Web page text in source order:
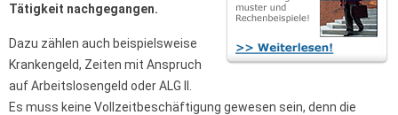
Tätigkeit nachgegangen.
Dazu zählen auch beispielsweise
Krankengeld, Zeiten mit Anspruch
auf Arbeitslosengeld oder ALG II.
Es muss keine Vollzeitbeschäftigung gewesen sein, denn die